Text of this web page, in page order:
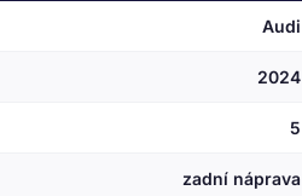
Audi
2024
5
zadní náprava